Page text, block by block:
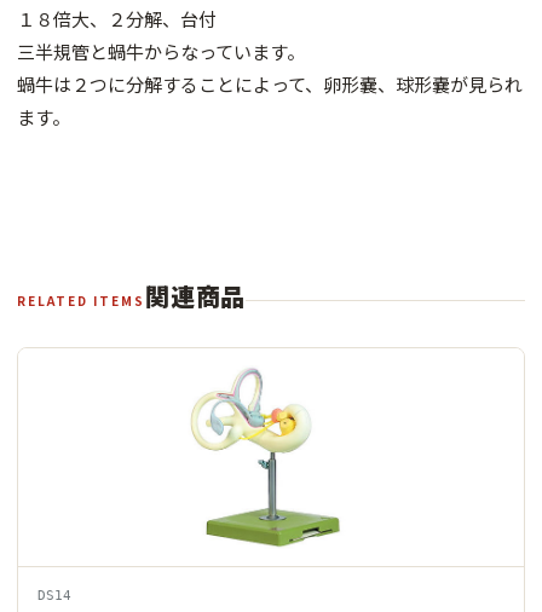
１８倍大、２分解、台付
三半規管と蝸牛からなっています。
蝸牛は２つに分解することによって、卵形嚢、球形嚢が見られ
ます。
RELATED ITEMS 関連商品
DS14